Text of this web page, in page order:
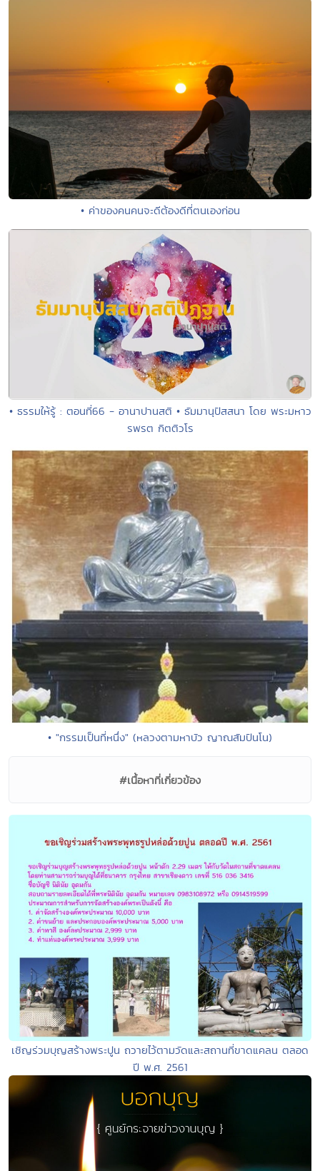
• ค่าของคนคนจะดีต้องดีที่ตนเองก่อน
• ธรรมให้รู้ : ตอนที่66 - อานาปานสติ • ธัมมานุปัสสนา โดย พระมหาว
รพรต กิตติวโร
• "กรรมเป็นที่หนึ่ง" (หลวงตามหาบัว ญาณสัมปันโน)
#เนื้อหาที่เกี่ยวข้อง
เชิญร่วมบุญสร้างพระปูน ถวายไว้ตามวัดและสถานที่ขาดแคลน ตลอด
ปี พ.ศ. 2561